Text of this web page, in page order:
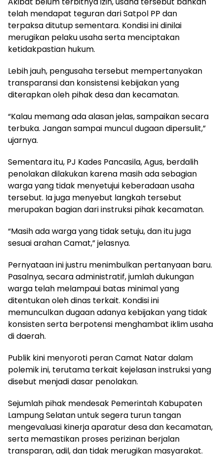
telah mendapat teguran dari Satpol PP dan
terpaksa ditutup sementara. Kondisi ini dinilai
merugikan pelaku usaha serta menciptakan
ketidakpastian hukum.
Lebih jauh, pengusaha tersebut mempertanyakan
transparansi dan konsistensi kebijakan yang
diterapkan oleh pihak desa dan kecamatan.
“Kalau memang ada alasan jelas, sampaikan secara
terbuka. Jangan sampai muncul dugaan dipersulit,”
ujarnya.
Sementara itu, PJ Kades Pancasila, Agus, berdalih
penolakan dilakukan karena masih ada sebagian
warga yang tidak menyetujui keberadaan usaha
tersebut. Ia juga menyebut langkah tersebut
merupakan bagian dari instruksi pihak kecamatan.
“Masih ada warga yang tidak setuju, dan itu juga
sesuai arahan Camat,” jelasnya.
Pernyataan ini justru menimbulkan pertanyaan baru.
Pasalnya, secara administratif, jumlah dukungan
warga telah melampaui batas minimal yang
ditentukan oleh dinas terkait. Kondisi ini
memunculkan dugaan adanya kebijakan yang tidak
konsisten serta berpotensi menghambat iklim usaha
di daerah.
Publik kini menyoroti peran Camat Natar dalam
polemik ini, terutama terkait kejelasan instruksi yang
disebut menjadi dasar penolakan.
Sejumlah pihak mendesak Pemerintah Kabupaten
Lampung Selatan untuk segera turun tangan
mengevaluasi kinerja aparatur desa dan kecamatan,
serta memastikan proses perizinan berjalan
transparan, adil, dan tidak merugikan masyarakat.